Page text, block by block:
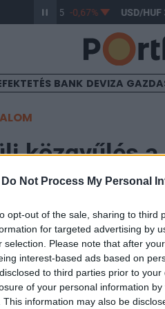
Do Not Process My Personal
opt-out of the sale, sharing to third
for targeted advertising by
selection. Please note that after
interest-based ads based on
to third parties prior to
of your personal information
This information may also be
362,95 -0,67% USD/HUF
BANK DEVIZA
közgyűlés
10:00-kor rendkívüli
XI. kerület Bocskai u. 77-
következők: - Igazgatósági